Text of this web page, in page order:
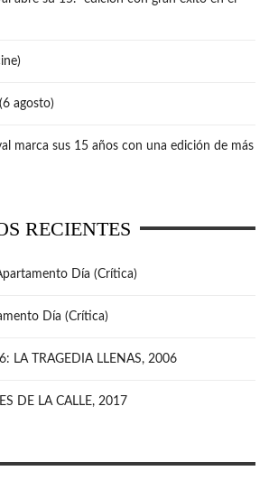
agosto)
marca sus 15 años con una edición de más
RECIENTES
Día (Crítica)
Día (Crítica)
LA TRAGEDIA LLENAS, 2006
DE LA CALLE, 2017